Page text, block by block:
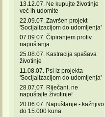
13.12.07. Ne kupujte životinje
već ih udomite
22.09.07. Završen projekt
'Socijalizacijom do udomljenja'
07.09.07. Čipiranjem protiv
napuštanja
25.08.07. Kastracija spašava
životinje
11.08.07. Psi iz projekta
'Socijalizacijom do udomljenja'
28.07.07. Riječani, ne
napuštajte životinje!
20.06.07. Napuštanje - kažnjivo
do 15.000 kuna